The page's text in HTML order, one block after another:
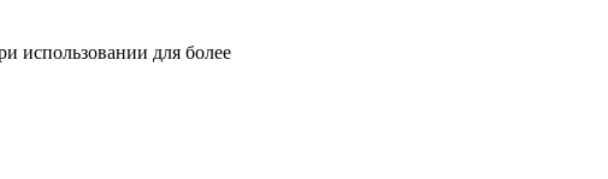
использовании для более